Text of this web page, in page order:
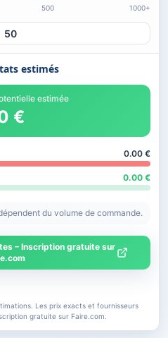
500 1000+
estimés
estimée
€
0.00 €
0.00 €
du volume de commande.
– Inscription gratuite sur
Les prix exacts et fournisseurs
gratuite sur Faire.com.